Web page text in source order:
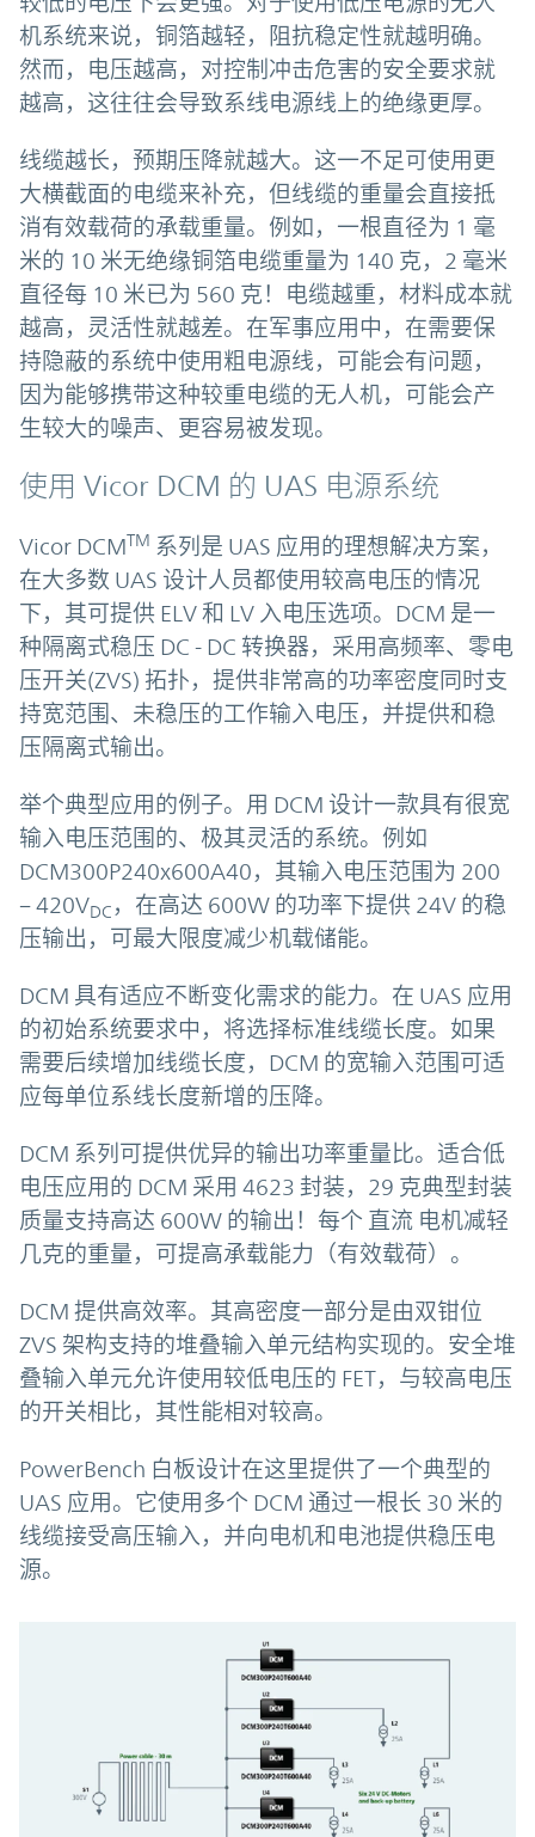
机系统来说，铜箔越轻，阻抗稳定性就越明确。
然而，电压越高，对控制冲击危害的安全要求就
越高，这往往会导致系线电源线上的绝缘更厚。
线缆越长，预期压降就越大。这一不足可使用更
大横截面的电缆来补充，但线缆的重量会直接抵
消有效载荷的承载重量。例如，一根直径为 1 毫
米的 10 米无绝缘铜箔电缆重量为 140 克，2 毫米
直径每 10 米已为 560 克！电缆越重，材料成本就
越高，灵活性就越差。在军事应用中，在需要保
持隐蔽的系统中使用粗电源线，可能会有问题，
因为能够携带这种较重电缆的无人机，可能会产
生较大的噪声、更容易被发现。
使用 Vicor DCM 的 UAS 电源系统
Vicor DCMTM 系列是 UAS 应用的理想解决方案，
在大多数 UAS 设计人员都使用较高电压的情况
下，其可提供 ELV 和 LV 入电压选项。DCM 是一
种隔离式稳压 DC - DC 转换器，采用高频率、零电
压开关(ZVS) 拓扑，提供非常高的功率密度同时支
持宽范围、未稳压的工作输入电压，并提供和稳
压隔离式输出。
举个典型应用的例子。用 DCM 设计一款具有很宽
输入电压范围的、极其灵活的系统。例如
DCM300P240x600A40，其输入电压范围为 200
‒ 420VDC ，在高达 600W 的功率下提供 24V 的稳
压输出，可最大限度减少机载储能。
DCM 具有适应不断变化需求的能力。在 UAS 应用
的初始系统要求中，将选择标准线缆长度。如果
需要后续增加线缆长度，DCM 的宽输入范围可适
应每单位系线长度新增的压降。
DCM 系列可提供优异的输出功率重量比。适合低
电压应用的 DCM 采用 4623 封装，29 克典型封装
质量支持高达 600W 的输出！每个 直流 电机减轻
几克的重量，可提高承载能力（有效载荷）。
DCM 提供高效率。其高密度一部分是由双钳位
ZVS 架构支持的堆叠输入单元结构实现的。安全堆
叠输入单元允许使用较低电压的 FET，与较高电压
的开关相比，其性能相对较高。
PowerBench 白板设计在这里提供了一个典型的
UAS 应用。它使用多个 DCM 通过一根长 30 米的
线缆接受高压输入，并向电机和电池提供稳压电
源。